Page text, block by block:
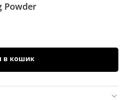
Powder
в кошик